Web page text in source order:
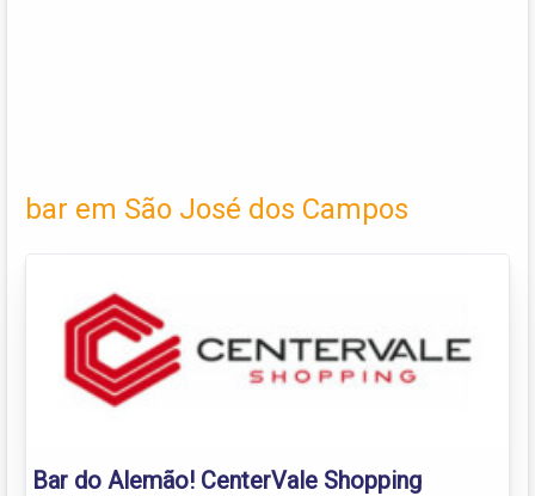
bar em São José dos Campos
Bar do Alemão! CenterVale Shopping